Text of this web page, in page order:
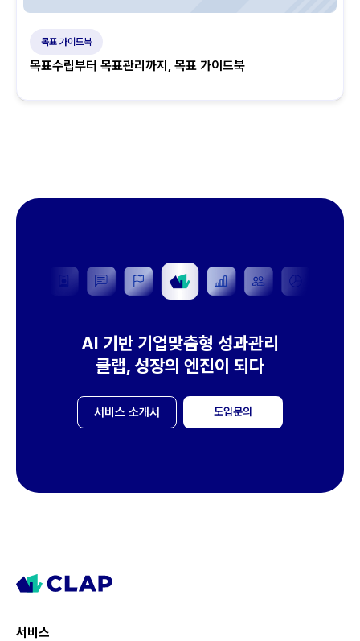
목표 가이드북
목표수립부터 목표관리까지, 목표 가이드북
AI 기반 기업맞춤형 성과관리
클랩, 성장의 엔진이 되다
서비스 소개서 도입문의
서비스